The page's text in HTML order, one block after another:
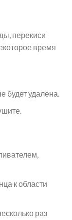
перекиси
время
будет удалена.
к области
раз